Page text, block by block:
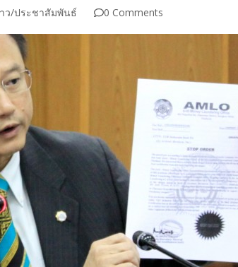
ว/ประชาสัมพันธ์ 0 Comments